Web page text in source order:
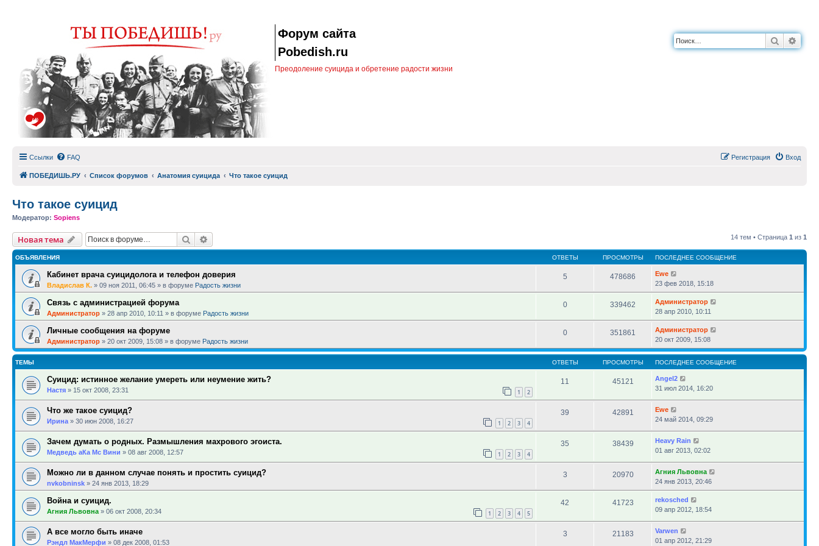
Форум сайта
Pobedish.ru
Преодоление суицида и обретение радости жизни
Поиск
Ссылки FAQ Вход
Регистрация
ПОБЕДИШЬ.РУ Список форумов Анатомия суицида Что такое суицид
Что такое суицид
Модератор: Sopiens
Новая тема Поиск 14 тем • Страница 1 из 1
ОБЪЯВЛЕНИЯ ОТВЕТЫ ПРОСМОТРЫ ПОСЛЕДНЕЕ СООБЩЕНИЕ
Кабинет врача суицидолога и телефон доверия
Владислав К. » 09 ноя 2011, 06:45 » в форуме Радость жизни
5 478686
Ewe
23 фев 2018, 15:18
Связь с администрацией форума
Администратор » 28 апр 2010, 10:11 » в форуме Радость жизни
0 339462
Администратор
28 апр 2010, 10:11
Личные сообщения на форуме
Администратор » 20 окт 2009, 15:08 » в форуме Радость жизни
0 351861
Администратор
20 окт 2009, 15:08
ТЕМЫ ОТВЕТЫ ПРОСМОТРЫ ПОСЛЕДНЕЕ СООБЩЕНИЕ
Суицид: истинное желание умереть или неумение жить?
Настя » 15 окт 2008, 23:31 1 2
11 45121
Angel2
31 июл 2014, 16:20
Что же такое суицид?
Ирина » 30 июн 2008, 16:27 1 2 3 4
39 42891
Ewe
24 май 2014, 09:29
Зачем думать о родных. Размышления махрового эгоиста.
Медведь аКа Мс Вини » 08 авг 2008, 12:57 1 2 3 4
35 38439
Heavy Rain
01 авг 2013, 02:02
Можно ли в данном случае понять и простить суицид?
nvkobninsk » 24 янв 2013, 18:29
3 20970
Агния Львовна
24 янв 2013, 20:46
Война и суицид.
Агния Львовна » 06 окт 2008, 20:34 1 2 3 4 5
42 41723
rekosched
09 апр 2012, 18:54
А все могло быть иначе
Рэндл МакМерфи » 08 дек 2008, 01:53
3 21183
Varwen
01 апр 2012, 21:29